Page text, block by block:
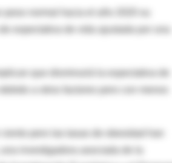
que disminuirá la expectativa de
pero las tasas de obesidad han
investigadora asociada de la